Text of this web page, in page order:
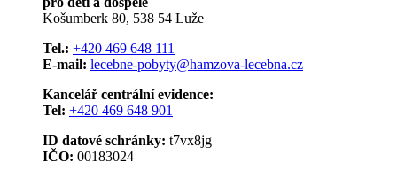
Košumberk 80, 538 54 Luže
Tel.: +420 469 648 111
E-mail: lecebne-pobyty@hamzova-lecebna.cz
Kancelář centrální evidence:
Tel: +420 469 648 901
ID datové schránky: t7vx8jg
IČO: 00183024